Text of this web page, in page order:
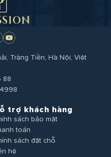
KỲ – BÍ
NGHIỆM
đầu tiên luôn là
Xem chi tiết
Tràng Tiền, Hà Nội, Việt
88
trợ khách hàng
sách bảo mật
toán
sách đặt chỗ
hệ